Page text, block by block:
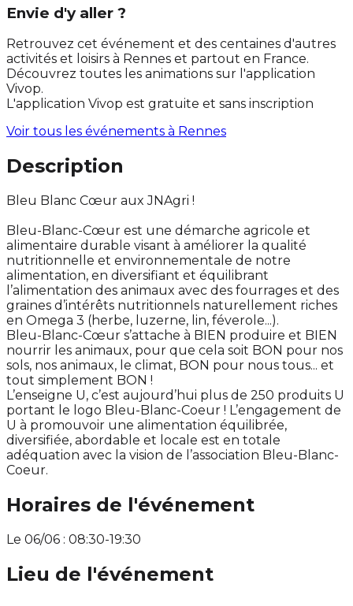
Envie d'y aller ?
Retrouvez cet événement et des centaines d'autres
activités et loisirs à Rennes et partout en France.
Découvrez toutes les animations sur l'application
Vivop.
L'application Vivop est gratuite et sans inscription
Voir tous les événements à Rennes
Description
Bleu Blanc Cœur aux JNAgri !
Bleu-Blanc-Cœur est une démarche agricole et
alimentaire durable visant à améliorer la qualité
nutritionnelle et environnementale de notre
alimentation, en diversifiant et équilibrant
l’alimentation des animaux avec des fourrages et des
graines d’intérêts nutritionnels naturellement riches
en Omega 3 (herbe, luzerne, lin, féverole...).
Bleu-Blanc-Cœur s’attache à BIEN produire et BIEN
nourrir les animaux, pour que cela soit BON pour nos
sols, nos animaux, le climat, BON pour nous tous... et
tout simplement BON !
L’enseigne U, c’est aujourd’hui plus de 250 produits U
portant le logo Bleu-Blanc-Coeur ! L’engagement de
U à promouvoir une alimentation équilibrée,
diversifiée, abordable et locale est en totale
adéquation avec la vision de l’association Bleu-Blanc-
Coeur.
Horaires de l'événement
Le 06/06 : 08:30-19:30
Lieu de l'événement